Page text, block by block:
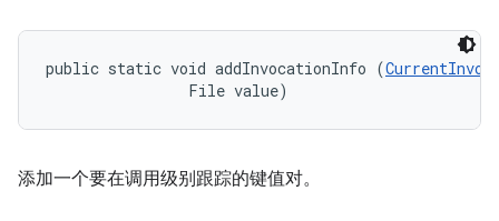
public static void addInvocationInfo (
                File value)
添加一个要在调用级别跟踪的键值对。